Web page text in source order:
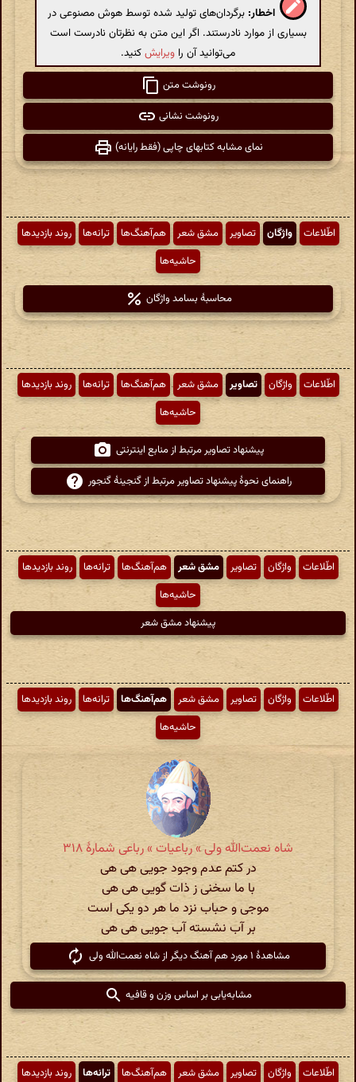
اخطار: برگردان‌های تولید شده توسط هوش مصنوعی در
بسیاری از موارد نادرستند. اگر این متن به نظرتان نادرست است
می‌توانید آن را ویرایشکنید.
رونوشت متن
رونوشت نشانی
نمای مشابه کتابهای چاپی (فقط رایانه)
اطّلاعات واژگان تصاویر مشق شعر هم‌آهنگ‌ها ترانه‌ها
روند بازدیدها
حاشیه‌ها
محاسبهٔ بسامد واژگان
اطّلاعات واژگان تصاویر مشق شعر هم‌آهنگ‌ها ترانه‌ها
روند بازدیدها
حاشیه‌ها
پیشنهاد تصاویر مرتبط از منابع اینترنتی
راهنمای نحوهٔ پیشنهاد تصاویر مرتبط از گنجینهٔ گنجور
اطّلاعات واژگان تصاویر مشق شعر هم‌آهنگ‌ها ترانه‌ها
روند بازدیدها
حاشیه‌ها
پیشنهاد مشق شعر
اطّلاعات واژگان تصاویر مشق شعر هم‌آهنگ‌ها ترانه‌ها
روند بازدیدها
حاشیه‌ها
شاه نعمت‌الله ولی » رباعیات » رباعی شمارهٔ ۳۱۸
در کتم عدم وجود جویی هی هی
با ما سخنی ز ذات گویی هی هی
موجی و حباب نزد ما هر دو یکی است
بر آب نشسته آب جویی هی هی
مشاهدهٔ ۱ مورد هم آهنگ دیگر از شاه نعمت‌الله ولی
مشابه‌یابی بر اساس وزن و قافیه
اطّلاعات واژگان تصاویر مشق شعر هم‌آهنگ‌ها ترانه‌ها
روند بازدیدها